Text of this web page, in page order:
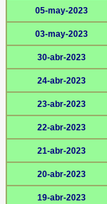
05-may-2023
03-may-2023
30-abr-2023
24-abr-2023
23-abr-2023
22-abr-2023
21-abr-2023
20-abr-2023
19-abr-2023